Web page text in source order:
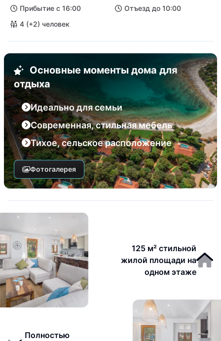
Прибытие с 16:00
Отъезд до 10:00
4 (+2) человек
Основные моменты дома для
отдыха
Идеально для семьи
Современная, стильная мебель
Тихое, сельское расположение
Фотогалерея
125 м² стильной
жилой площади на
одном этаже
Полностью